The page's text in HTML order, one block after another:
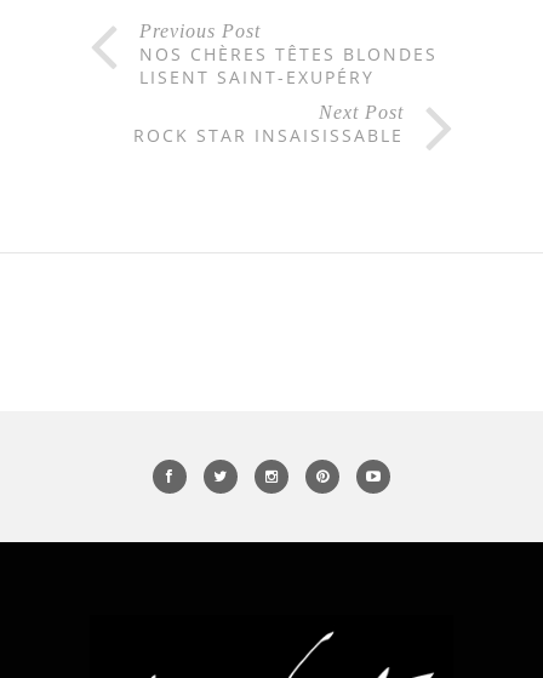
Previous Post
NOS CHÈRES TÊTES BLONDES
LISENT SAINT-EXUPÉRY
Next Post
ROCK STAR INSAISISSABLE